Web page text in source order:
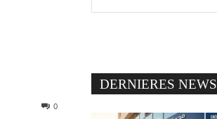
0
DERNIERES NEWS